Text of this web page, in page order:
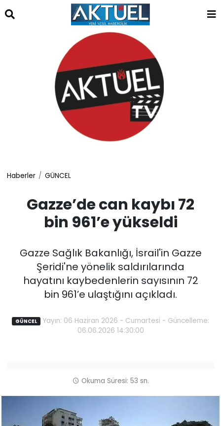
sohbet
chat
odaları
Haberler GÜNCEL
Gazze’de can kaybı 72
bin 961’e yükseldi
Gazze Sağlık Bakanlığı, İsrail'in Gazze
Şeridi'ne yönelik saldırılarında
hayatını kaybedenlerin sayısının 72
bin 961’e ulaştığını açıkladı.
GÜNCEL Yayın: 06 Haziran 2026 - Cumartesi - Güncelleme:
06.06.2026 14:30:00
Okuma Süresi: 53 sn.